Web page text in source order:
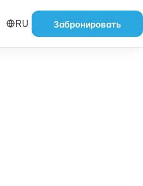
RU Забронировать